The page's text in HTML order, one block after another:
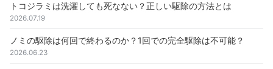
トコジラミは洗濯しても死なない？正しい駆除の方法とは
2026.07.19
ノミの駆除は何回で終わるのか？1回での完全駆除は不可能？
2026.06.23